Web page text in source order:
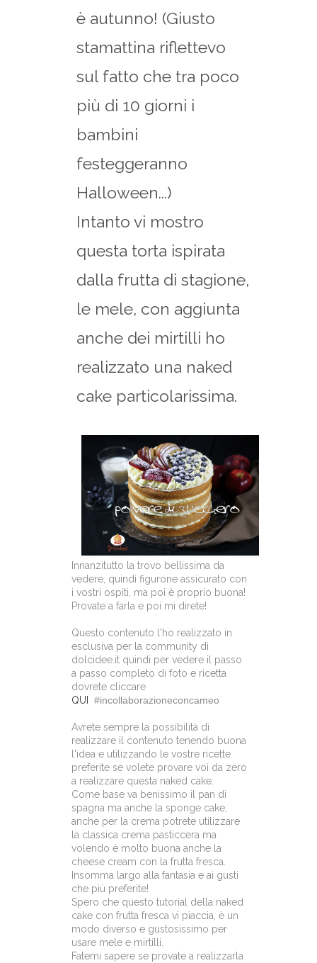
è autunno! (Giusto
stamattina riflettevo
sul fatto che tra poco
più di 10 giorni i
bambini
festeggeranno
Halloween...)
Intanto vi mostro
questa torta ispirata
dalla frutta di stagione,
le mele, con aggiunta
anche dei mirtilli ho
realizzato una naked
cake particolarissima.
Innanzitutto la trovo bellissima da
vedere, quindi figurone assicurato con
i vostri ospiti, ma poi è proprio buona!
Provate a farla e poi mi direte!
Questo contenuto l'ho realizzato in
esclusiva per la community di
dolcidee.it quindi per vedere il passo
a passo completo di foto e ricetta
dovrete cliccare
QUI
#incollaborazioneconcameo
Avrete sempre la possibilità di
realizzare il contenuto tenendo buona
l'idea e utilizzando le vostre ricette
preferite se volete provare voi da zero
a realizzare questa naked cake.
Come base va benissimo il pan di
spagna ma anche la sponge cake,
anche per la crema potrete utilizzare
la classica crema pasticcera ma
volendo è molto buona anche la
cheese cream con la frutta fresca.
Insomma largo alla fantasia e ai gusti
che più preferite!
Spero che questo tutorial della naked
cake con frutta fresca vi piaccia, è un
modo diverso e gustosissimo per
usare mele e mirtilli.
Fatemi sapere se provate a realizzarla